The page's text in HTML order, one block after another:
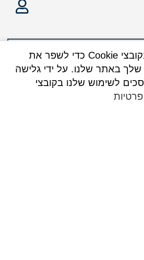
אנו משתמשים בקובצי Cookie כדי לשפר את
באתר שלנו. על ידי גלישה
לשימוש שלנו בקובצי
פרטיות